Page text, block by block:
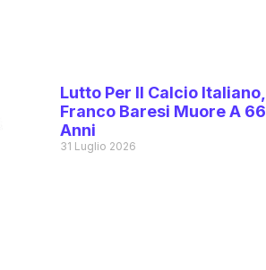
Lutto Per Il Calcio Italiano,
Franco Baresi Muore A 66
Anni
31 Luglio 2026